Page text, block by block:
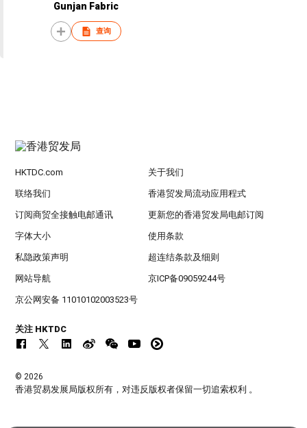
Gunjan Fabric
查询
HKTDC.com 关于我们
联络我们 香港贸发局流动应用程式
订阅商贸全接触电邮通讯 更新您的香港贸发局电邮订阅
字体大小 使用条款
私隐政策声明 超连结条款及细则
网站导航 京ICP备09059244号
京公网安备 11010102003523号
关注 HKTDC
© 2026
香港贸易发展局版权所有，对违反版权者保留一切追索权利 。